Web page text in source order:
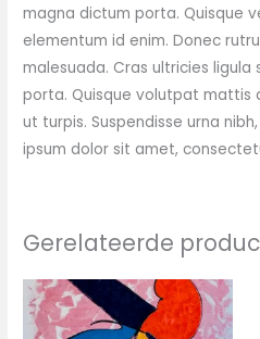
magna dictum porta. Quisque
elementum id enim. Donec
malesuada. Cras ultricies ligula
porta. Quisque volutpat mattis
ut turpis. Suspendisse urna
ipsum dolor sit amet,
Gerelateerde